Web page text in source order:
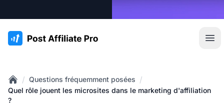
:site.title
Home
/ Questions fréquemment posées /
Quel rôle jouent les microsites dans le marketing d'affiliation
?